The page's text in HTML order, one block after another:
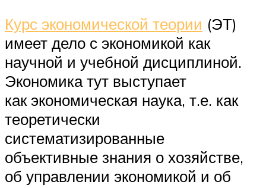
Курс экономической теории (ЭТ)
имеет дело с экономикой как
научной и учебной дисциплиной.
Экономика тут выступает
как экономическая наука, т.е. как
теоретически
систематизированные
объективные знания о хозяйстве,
об управлении экономикой и об